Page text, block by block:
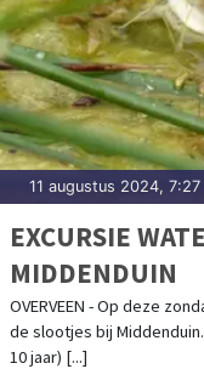
11 augustus 2024, 7:27
EXCURSIE
MIDDENDUIN
OVERVEEN - Op deze
de slootjes bij
10 jaar) [...]